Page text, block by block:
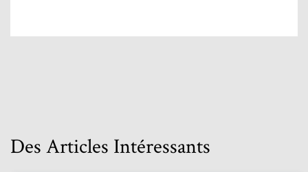
Des Articles Intéressants